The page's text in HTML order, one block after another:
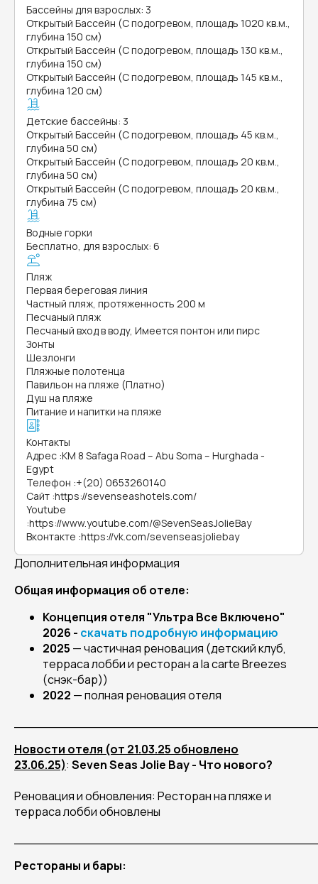
Бассейны для взрослых: 3
Открытый Бассейн (С подогревом, площадь 1020 кв.м.,
глубина 150 см)
Открытый Бассейн (С подогревом, площадь 130 кв.м.,
глубина 150 см)
Открытый Бассейн (С подогревом, площадь 145 кв.м.,
глубина 120 см)
Детские бассейны: 3
Открытый Бассейн (С подогревом, площадь 45 кв.м.,
глубина 50 см)
Открытый Бассейн (С подогревом, площадь 20 кв.м.,
глубина 50 см)
Открытый Бассейн (С подогревом, площадь 20 кв.м.,
глубина 75 см)
Водные горки
Бесплатно, для взрослых: 6
Пляж
Первая береговая линия
Частный пляж, протяженность 200 м
Песчаный пляж
Песчаный вход в воду, Имеется понтон или пирс
Зонты
Шезлонги
Пляжные полотенца
Павильон на пляже (Платно)
Душ на пляже
Питание и напитки на пляже
Контакты
Адрес :KM 8 Safaga Road – Abu Soma – Hurghada -
Egypt
Телефон :+(20) 0653260140
Сайт :https://sevenseashotels.com/
Youtube
:https://www.youtube.com/@SevenSeasJolieBay
Вконтакте :https://vk.com/sevenseasjoliebay
Дополнительная информация
Общая информация об отеле:
Концепция отеля "Ультра Все Включено"
2026 - скачать подробную информацию
2025 — частичная реновация (детский клуб,
терраса лобби и ресторан a la carte Breezes
(снэк-бар))
2022 — полная реновация отеля
Новости отеля (от 21.03.25 обновлено
23.06.25): Seven Seas Jolie Bay - Что нового?
Реновация и обновления: Ресторан на пляже и
терраса лобби обновлены
Рестораны и бары: